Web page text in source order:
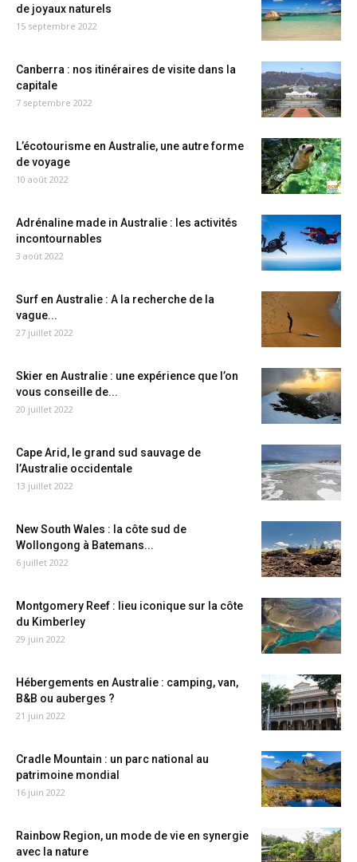
de joyaux naturels
15 septembre 2022
Canberra : nos itinéraires de visite dans la
capitale
7 septembre 2022
L’écotourisme en Australie, une autre forme
de voyage
10 août 2022
Adrénaline made in Australie : les activités
incontournables
3 août 2022
Surf en Australie : A la recherche de la
vague...
27 juillet 2022
Skier en Australie : une expérience que l’on
vous conseille de...
20 juillet 2022
Cape Arid, le grand sud sauvage de
l’Australie occidentale
13 juillet 2022
New South Wales : la côte sud de
Wollongong à Batemans...
6 juillet 2022
Montgomery Reef : lieu iconique sur la côte
du Kimberley
29 juin 2022
Hébergements en Australie : camping, van,
B&B ou auberges ?
21 juin 2022
Cradle Mountain : un parc national au
patrimoine mondial
16 juin 2022
Rainbow Region, un mode de vie en synergie
avec la nature